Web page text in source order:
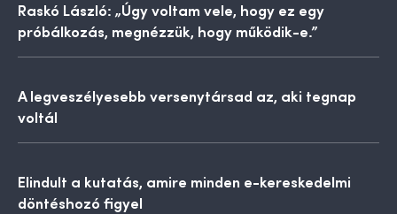
Raskó László: „Úgy voltam vele, hogy ez egy
próbálkozás, megnézzük, hogy működik-e.”
A legveszélyesebb versenytársad az, aki tegnap
voltál
Elindult a kutatás, amire minden e-kereskedelmi
döntéshozó figyel